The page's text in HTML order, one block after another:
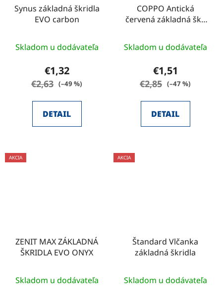
Synus základná škridla
EVO carbon
Skladom u dodávateľa
€1,32
€2,63 (–49 %)
DETAIL
COPPO Antická
červená základná škr.
Skladom u dodávateľa
€1,51
€2,85 (–47 %)
DETAIL
AKCIA
ZENIT MAX ZÁKLADNÁ
ŠKRIDLA EVO ONYX
Skladom u dodávateľa
AKCIA
Štandard Vlčanka
základná škridla
Skladom u dodávateľa